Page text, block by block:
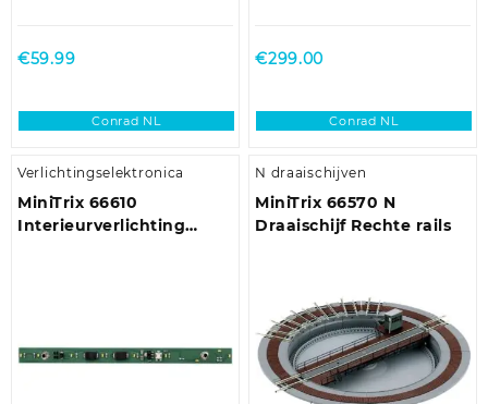
€59.99
Conrad NL
€299.00
Conrad NL
Verlichtingselektronica
MiniTrix 66610
Interieurverlichting
N draaischijven
MiniTrix 66570 N
Draaischijf Rechte rails